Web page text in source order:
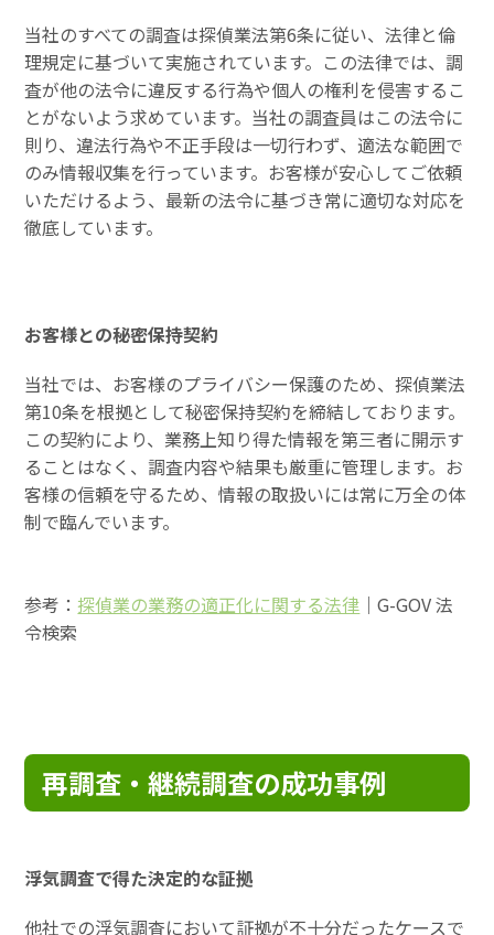
当社のすべての調査は探偵業法第6条に従い、法律と倫
理規定に基づいて実施されています。この法律では、調
査が他の法令に違反する行為や個人の権利を侵害するこ
とがないよう求めています。当社の調査員はこの法令に
則り、違法行為や不正手段は一切行わず、適法な範囲で
のみ情報収集を行っています。お客様が安心してご依頼
いただけるよう、最新の法令に基づき常に適切な対応を
徹底しています。
お客様との秘密保持契約
当社では、お客様のプライバシー保護のため、探偵業法
第10条を根拠として秘密保持契約を締結しております。
この契約により、業務上知り得た情報を第三者に開示す
ることはなく、調査内容や結果も厳重に管理します。お
客様の信頼を守るため、情報の取扱いには常に万全の体
制で臨んでいます。
参考：探偵業の業務の適正化に関する法律 ｜G-GOV 法
令検索
再調査・継続調査の成功事例
浮気調査で得た決定的な証拠
他社での浮気調査において証拠が不十分だったケースで